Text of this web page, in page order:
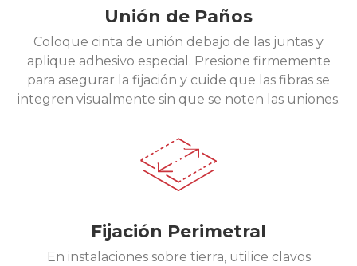
Unión de Paños
Coloque cinta de unión debajo de las juntas y
aplique adhesivo especial. Presione firmemente
para asegurar la fijación y cuide que las fibras se
integren visualmente sin que se noten las uniones.
Fijación Perimetral
En instalaciones sobre tierra, utilice clavos